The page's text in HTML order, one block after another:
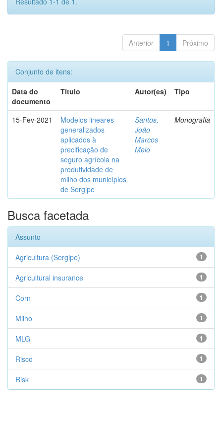
Anterior 1 Próximo
Conjunto de itens:
Data do
documento
Título Autor(es) Tipo
15-Fev-2021
Modelos lineares
generalizados
aplicados à
precificação de
seguro agrícola na
produtividade de
milho dos municípios
de Sergipe
Santos,
João
Marcos
Melo
Monografia
Busca facetada
Assunto
1
Agricultura (Sergipe)
1
Agricultural insurance
1
Corn
1
Milho
1
MLG
1
Risco
1
Risk